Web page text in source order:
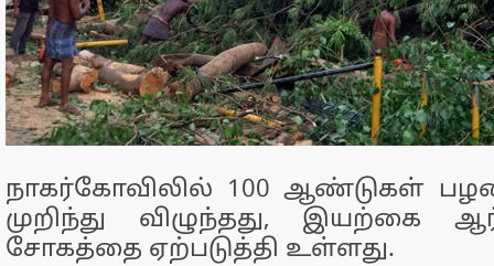
நாகர்கோவிலில் 100 ஆண்டுகள்
முறிந்து விழுந்தது, இயற்கை
சோகத்தை ஏற்படுத்தி உள்ளது.